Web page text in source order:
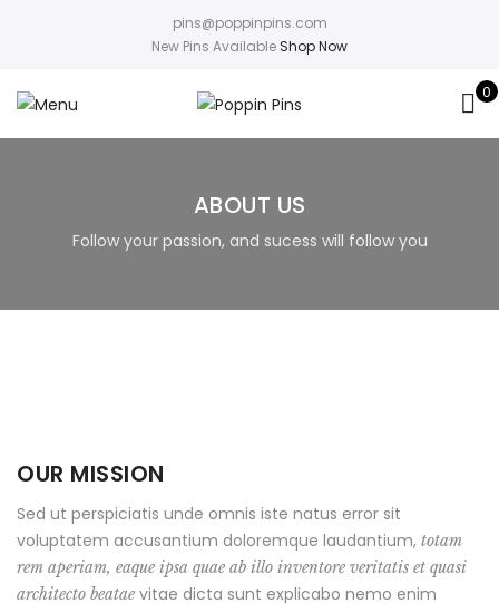
pins@poppinpins.com
New Pins AvailableShop Now
0
ABOUT US
Follow your passion, and sucess will follow you
OUR MISSION
Sed ut perspiciatis unde omnis iste natus error sit
voluptatem accusantium doloremque laudantium, totam
rem aperiam, eaque ipsa quae ab illo inventore veritatis et quasi
architecto beatae vitae dicta sunt explicabo nemo enim